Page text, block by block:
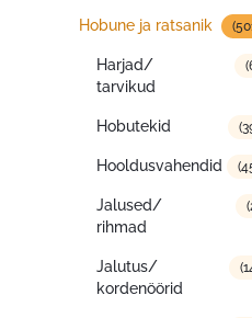
Hobune ja ratsanik
Harjad/
tarvikud
Hobutekid
Hooldusvahendid
Jalused/
rihmad
Jalutus/
kordenöörid